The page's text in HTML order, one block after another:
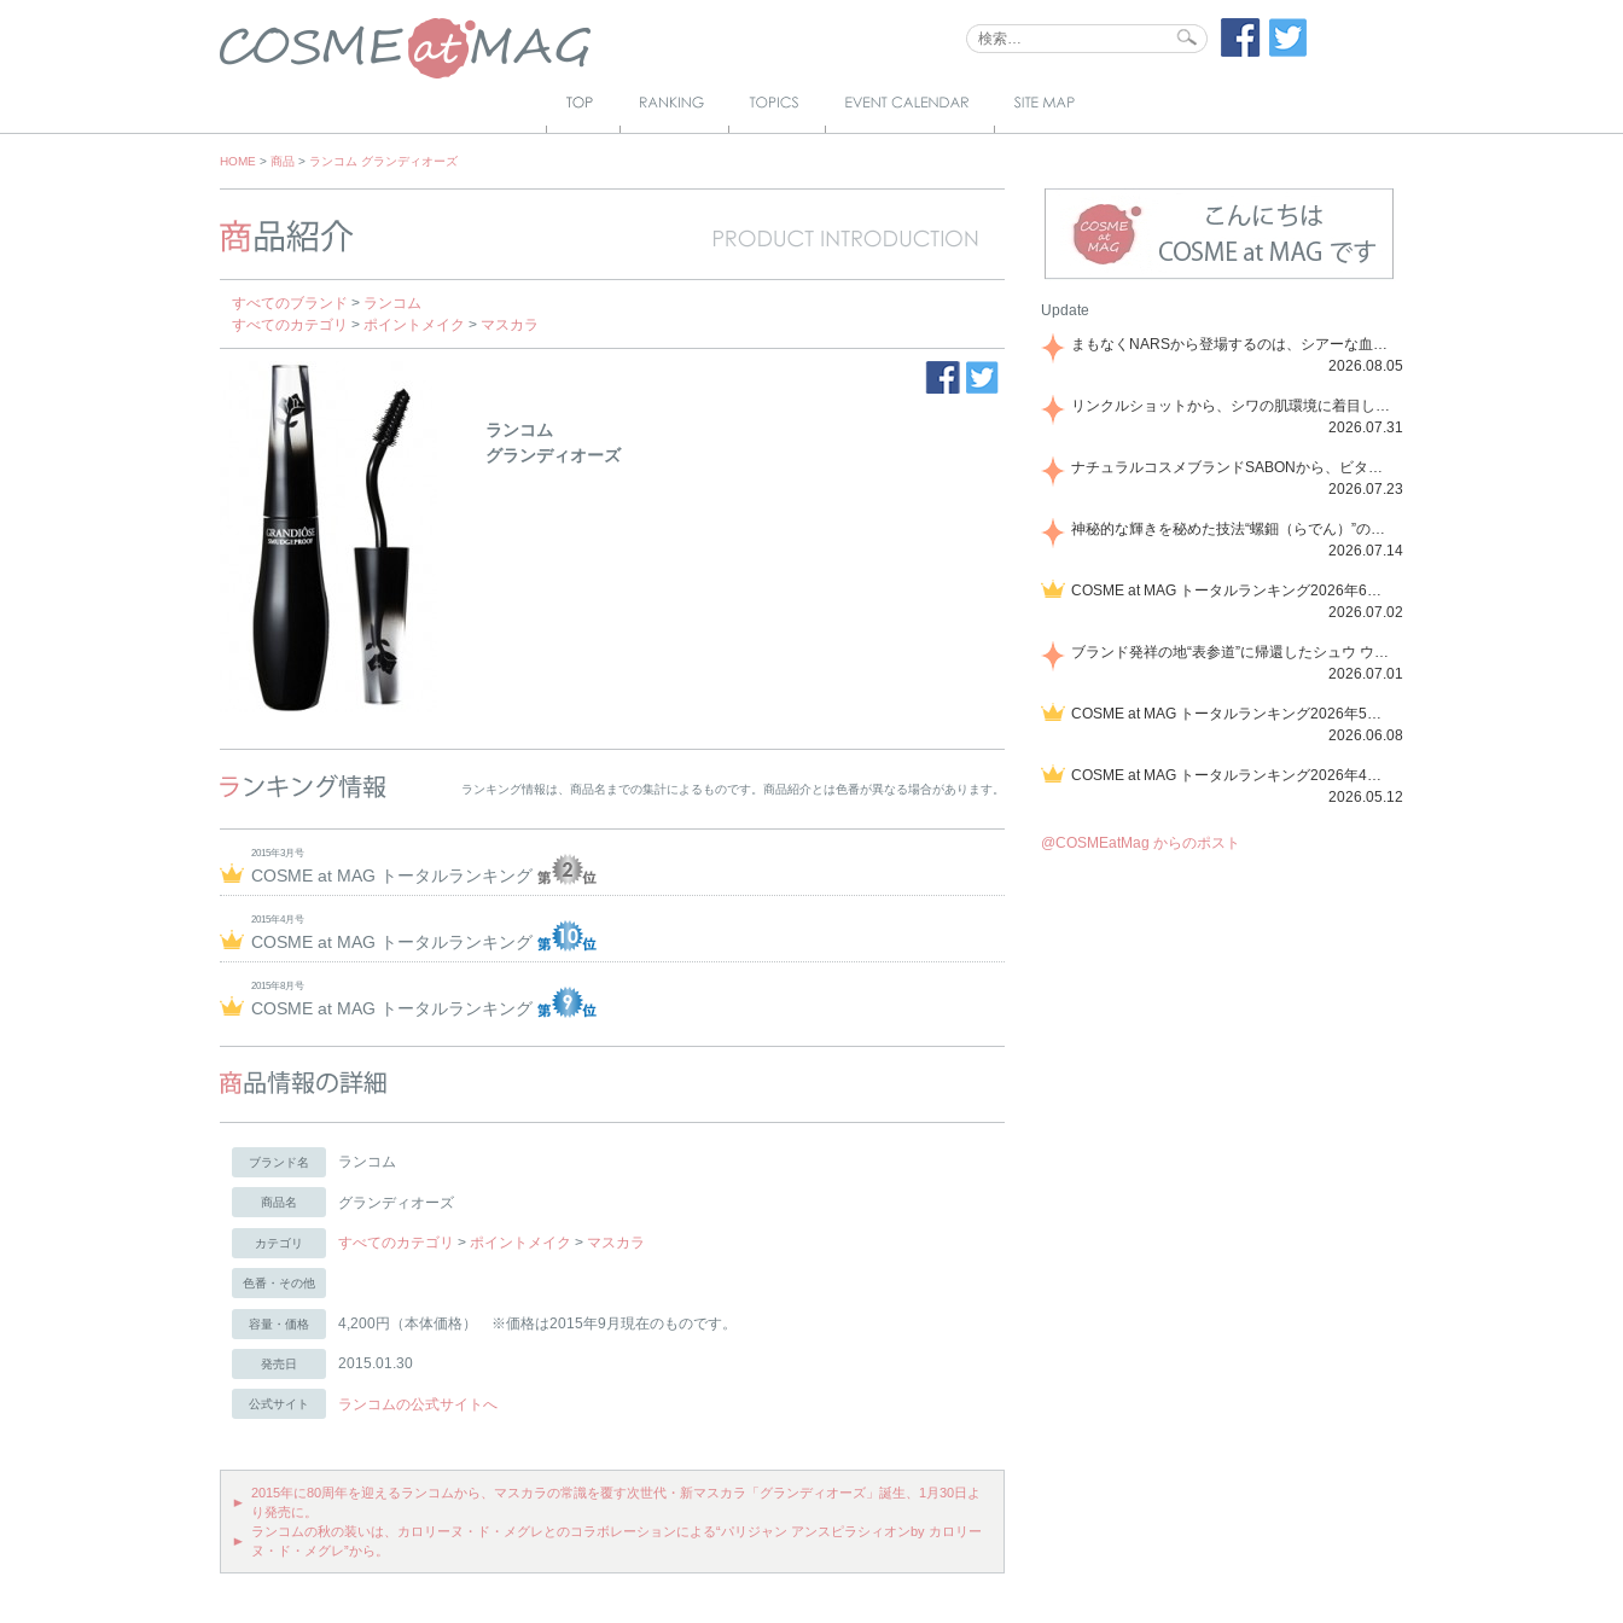
ップ
Skip
HOME > 商品 > ランコム グランディオーズ
すべてのブランド > ランコム
すべてのカテゴリ > ポイントメイク > マスカラ
ランコム
グランディオーズ
ランキング情報は、商品名までの集計によるものです。商品紹介とは色番が異なる場合があります。
2015年3月号
COSME at MAG トータルランキング
2015年4月号
COSME at MAG トータルランキング
2015年8月号
COSME at MAG トータルランキング
ブランド名 ランコム
商品名 グランディオーズ
カテゴリ すべてのカテゴリ > ポイントメイク > マスカラ
色番・その他
容量・価格 4,200円（本体価格） ※価格は2015年9月現在のものです。
発売日 2015.01.30
公式サイト ランコムの公式サイトへ
2015年に80周年を迎えるランコムから、マスカラの常識を覆す次世代・新マスカラ「グランディオーズ」誕生、1月30日よ
り発売に。
ランコムの秋の装いは、カロリーヌ・ド・メグレとのコラボレーションによる“パリジャン アンスピラシィオンby カロリー
ヌ・ド・メグレ”から。
Update
まもなくNARSから登場するのは、シアーな血色感と高揚感が魅力の新作リキッドブラッシュ「インセイシャブル リキッドブラッシュ」と、ゴールデンアワーに染まる空にインスピレーションを得た「アフターグロー リップシャイン」の新色！夏をハックして！
2026.08.05
リンクルショットから、シワの肌環境に着目した初のローションとナイトクリームが登場！デイリーケアで、シワ特有の肌環境を改善し、シワが目立たない肌へと導きます。
2026.07.31
ナチュラルコスメブランドSABONから、ビタミンC配合のビタミンスムージーマスク「ラディアンスマスク」と、ペパーミントにオーガニックハーブを凝縮したジェルの涼感トリートメント美容液「スカルプセラム リフレッシング」が登場！日々のデイリーケアで、過酷な猛暑で疲れた肌や頭皮をサポート、心地よくリフレッシュし、優しく肌を整えます。
2026.07.23
神秘的な輝きを秘めた技法“螺鈿（らでん）”の多彩で多様な煌めきに着想を得たSUQQUの2026 秋 カラーコレクションから登場するのは、艶然と輝くアイシャドウや偏光パールを配したフェイスカラー、繊細なパールの煌めくネイル、そしてそれらを際立てる“朧げな艶”を秘めた新リクイドリップ「ブラー リクイド リップ」。強さを秘めたまろやかな洗練の表情に。
2026.07.14
COSME at MAG トータルランキング2026年6月号
2026.07.02
ブランド発祥の地“表参道”に帰還したシュウ ウエムラから、“骨格美“を叶えるクレヨンタイプのフェイスカラー「スカルプト クレヨン」と、ブランド初のリノベーションで進化した名品アイブロウ「ハード フォーミュラ ハード 10」が登場！
2026.07.01
COSME at MAG トータルランキング2026年5月号
2026.06.08
COSME at MAG トータルランキング2026年4月号
2026.05.12
@COSMEatMag からのポスト